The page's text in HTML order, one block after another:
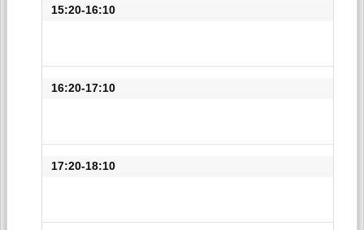
15:20-16:10
16:20-17:10
17:20-18:10